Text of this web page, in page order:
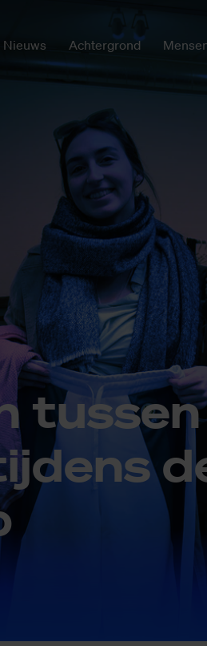
Nieuws Achtergrond